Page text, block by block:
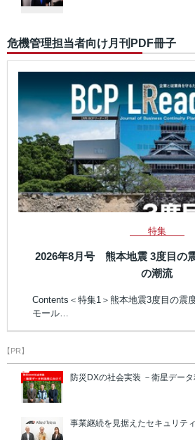
危機管理担当者向け月刊PDF冊子
特集
2026年8月号 熊本地震 3度目の
の潮流
Contents＜特集1＞熊本地震3度目の震
モール…
【PR】
防災DXの社会実装 －衛星デー
事業継続を見据えたセキュリテ